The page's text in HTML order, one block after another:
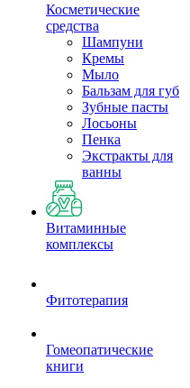
Косметические
средства
Шампуни
Кремы
Мыло
Бальзам для губ
Зубные пасты
Лосьоны
Пенка
Экстракты для
ванны
Витаминные
комплексы
Фитотерапия
Гомеопатические
книги